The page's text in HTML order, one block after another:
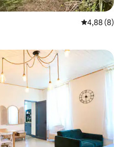
4,88 de uma
4,88 (8)